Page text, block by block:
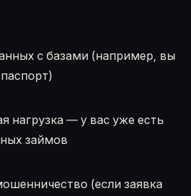
с базами (например, вы
нагрузка — у вас уже есть
займов
(если заявка